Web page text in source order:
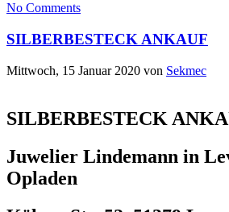
No Comments
SILBERBESTECK ANKAUF
Mittwoch, 15 Januar 2020 von Sekmec
SILBERBESTECK
Juwelier Lindemann in
Opladen